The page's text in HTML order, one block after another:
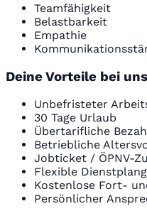
Teamfähigkeit
Belastbarkeit
Empathie
Deine Vorteile bei uns
Unbefristeter
30 Tage Urlaub
Übertarifliche
Betriebliche
Jobticket / ÖPNV-
Flexible
Kostenlose Fort-
Persönlicher